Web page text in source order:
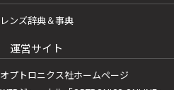
レンズ辞典＆事典
運営サイト
オプトロニクス社ホームページ